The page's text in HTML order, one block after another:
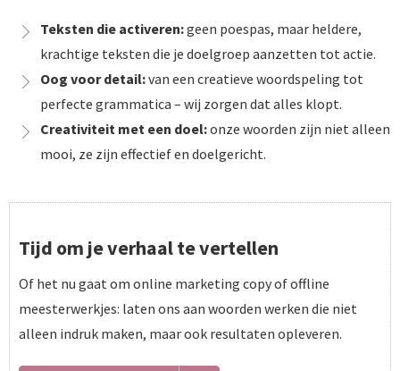
Teksten die activeren:geen poespas, maar heldere,
krachtige teksten die je doelgroep aanzetten tot actie.
Oog voor detail:van een creatieve woordspeling tot
perfecte grammatica – wij zorgen dat alles klopt.
Creativiteit met een doel:onze woorden zijn niet alleen
mooi, ze zijn effectief en doelgericht.
Tijd om je verhaal te vertellen
Of het nu gaat om online marketing copy of offline
meesterwerkjes: laten ons aan woorden werken die niet
alleen indruk maken, maar ook resultaten opleveren.